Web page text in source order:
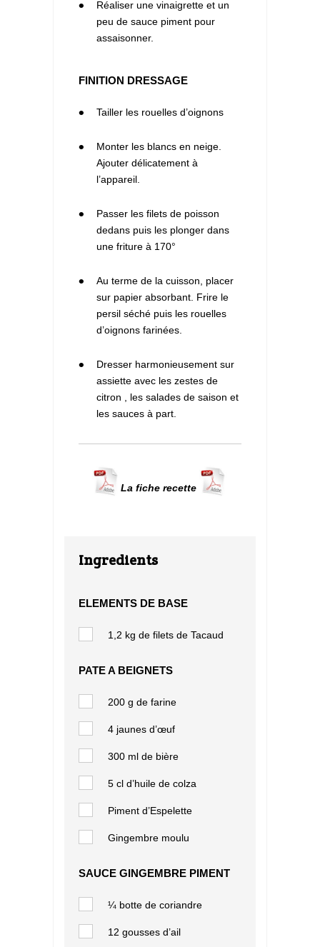
Réaliser une vinaigrette et un
peu de sauce piment pour
assaisonner.
FINITION DRESSAGE
Tailler les rouelles d’oignons
Monter les blancs en neige.
Ajouter délicatement à
l’appareil.
Passer les filets de poisson
dedans puis les plonger dans
une friture à 170°
Au terme de la cuisson, placer
sur papier absorbant. Frire le
persil séché puis les rouelles
d’oignons farinées.
Dresser harmonieusement sur
assiette avec les zestes de
citron , les salades de saison et
les sauces à part.
La fiche recette
Ingredients
ELEMENTS DE BASE
1,2 kg de filets de Tacaud
PATE A BEIGNETS
200 g de farine
4 jaunes d’œuf
300 ml de bière
5 cl d’huile de colza
Piment d’Espelette
Gingembre moulu
SAUCE GINGEMBRE PIMENT
¼ botte de coriandre
12 gousses d’ail